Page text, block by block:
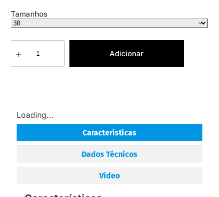
Tamanhos
Adicionar
Loading...
Características
Dados Técnicos
Vídeo